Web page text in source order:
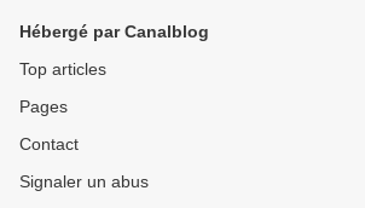
Hébergé par Canalblog
Top articles
Pages
Contact
Signaler un abus